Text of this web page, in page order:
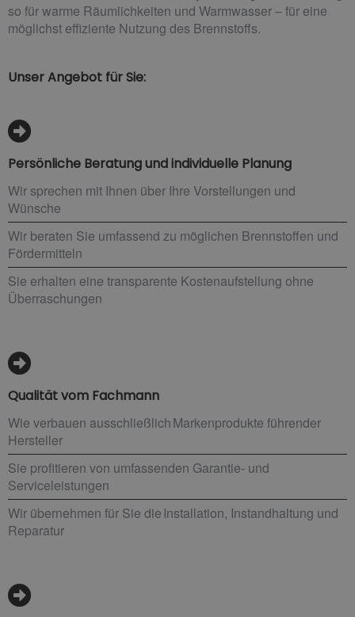
so für warme Räumlichkeiten und Warmwasser – für eine
möglichst effiziente Nutzung des Brennstoffs.
Unser Angebot für Sie:
Persönliche Beratung und individuelle Planung
Wir sprechen mit Ihnen über Ihre Vorstellungen und
Wünsche
Wir beraten Sie umfassend zu möglichen Brennstoffen und
Fördermitteln
Sie erhalten eine transparente Kostenaufstellung ohne
Überraschungen
Qualität vom Fachmann
Wie verbauen ausschließlich Markenprodukte führender
Hersteller
Sie profitieren von umfassenden Garantie- und
Serviceleistungen
Wir übernehmen für Sie die Installation, Instandhaltung und
Reparatur